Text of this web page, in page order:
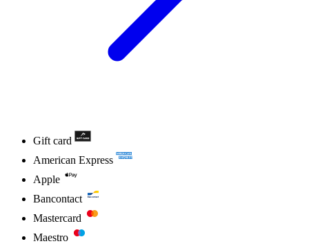
Gift card
American Express
Apple
Bancontact
Mastercard
Maestro